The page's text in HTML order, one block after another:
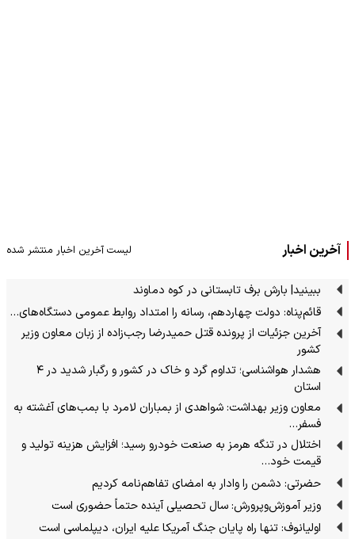
آخرین اخبار لیست آخرین اخبار منتشر شده
ببینید| بارش برف تابستانی در کوه دماوند
قائم‌پناه: دولت چهاردهم، رسانه را امتداد روابط عمومی دستگاه‌های…
آخرین جزئیات از پرونده قتل حمیدرضا رجب‌زاده از زبان معاون وزیر
کشور
هشدار هواشناسی؛ تداوم گرد و خاک در کشور و رگبار شدید در ۴
استان
معاون وزیر بهداشت: شواهدی از بمباران لامرد با بمب‌های آغشته به
فسفر…
اختلال در تنگه هرمز به صنعت خودرو رسید؛ افزایش هزینه تولید و
قیمت خود…
حضرتی: دشمن را وادار به امضای تفاهم‌نامه کردیم
وزیر آموزش‌وپرورش: سال تحصیلی آینده حتماً حضوری است
اولیانوف: تنها راه پایان جنگ آمریکا علیه ایران، دیپلماسی است